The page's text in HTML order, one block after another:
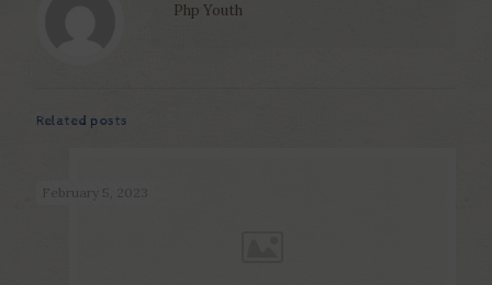
Php Youth
Related posts
February 5, 2023